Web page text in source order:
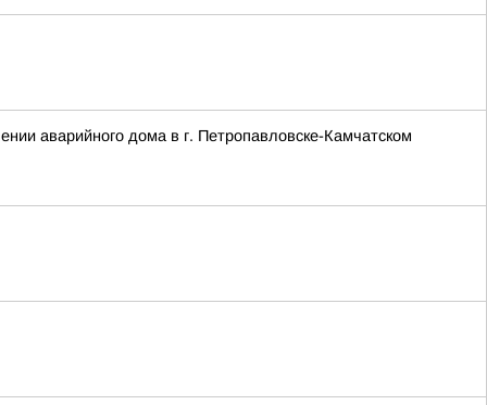
аварийного дома в г. Петропавловске-Камчатском